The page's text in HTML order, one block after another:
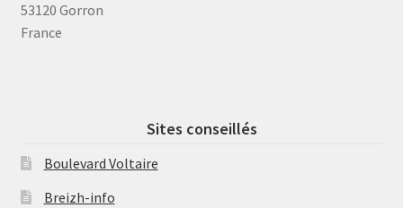
53120 Gorron
France
Sites conseillés
Boulevard Voltaire
Breizh-info